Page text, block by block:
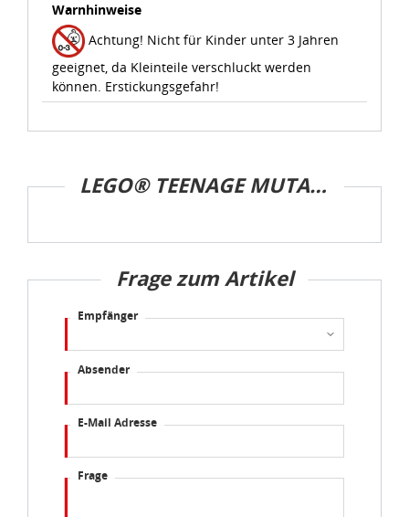
idee+spiel Betriebs-GmbH
DatenschutzbestimmungenundImpressum
Warnhinweise
Achtung! Nicht für Kinder unter 3 Jahren
geeignet, da Kleinteile verschluckt werden
können. Erstickungsgefahr!
LEGO® TEENAGE MUTANT NINJA TURTLES™
Frage zum Artikel
Empfänger
Absender
E-Mail Adresse
Frage